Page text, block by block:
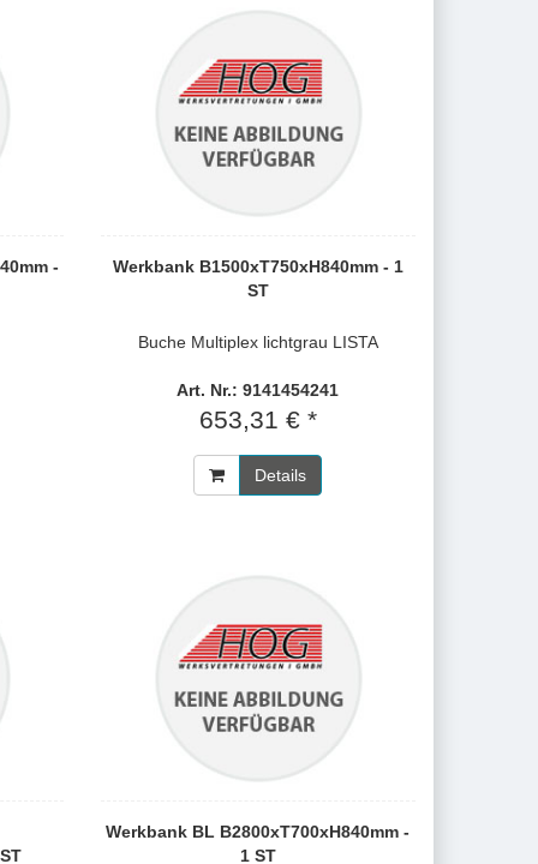
-
Werkbank B1500xT750xH840mm - 1
ST
Buche Multiplex lichtgrau LISTA
Art. Nr.: 9141454241
653,31 € *
Details
Werkbank BL B2800xT700xH840mm -
1 ST